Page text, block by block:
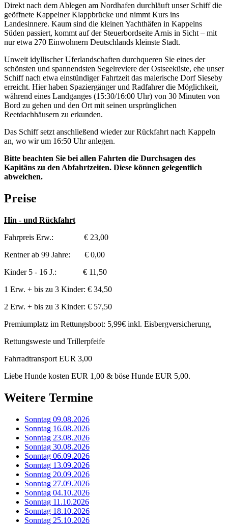
Direkt nach dem Ablegen am Nordhafen durchläuft unser Schiff die
geöffnete Kappelner Klappbrücke und nimmt Kurs ins
Landesinnere. Kaum sind die kleinen Yachthäfen in Kappelns
Süden passiert, kommt auf der Steuerbordseite Arnis in Sicht – mit
nur etwa 270 Einwohnern Deutschlands kleinste Stadt.
Unweit idyllischer Uferlandschaften durchqueren Sie eines der
schönsten und spannendsten Segelreviere der Ostseeküste, ehe unser
Schiff nach etwa einstündiger Fahrtzeit das malerische Dorf Sieseby
erreicht. Hier haben Spaziergänger und Radfahrer die Möglichkeit,
während eines Landganges (15:30/16:00 Uhr) von 30 Minuten von
Bord zu gehen und den Ort mit seinen ursprünglichen
Reetdachhäusern zu erkunden.
Das Schiff setzt anschließend wieder zur Rückfahrt nach Kappeln
an, wo wir um 16:50 Uhr anlegen.
Bitte beachten Sie bei allen Fahrten die Durchsagen des
Kapitäns zu den Abfahrtzeiten. Diese können gelegentlich
abweichen.
Preise
Hin - und Rückfahrt
Fahrpreis Erw.: € 23,00
Rentner ab 99 Jahre: € 0,00
Kinder 5 - 16 J.: € 11,50
1 Erw. + bis zu 3 Kinder: € 34,50
2 Erw. + bis zu 3 Kinder: € 57,50
Premiumplatz im Rettungsboot: 5,99€ inkl. Eisbergversicherung,
Rettungsweste und Trillerpfeife
Fahrradtransport EUR 3,00
Liebe Hunde kosten EUR 1,00 & böse Hunde EUR 5,00.
Weitere Termine
Sonntag 09.08.2026
Sonntag 16.08.2026
Sonntag 23.08.2026
Sonntag 30.08.2026
Sonntag 06.09.2026
Sonntag 13.09.2026
Sonntag 20.09.2026
Sonntag 27.09.2026
Sonntag 04.10.2026
Sonntag 11.10.2026
Sonntag 18.10.2026
Sonntag 25.10.2026